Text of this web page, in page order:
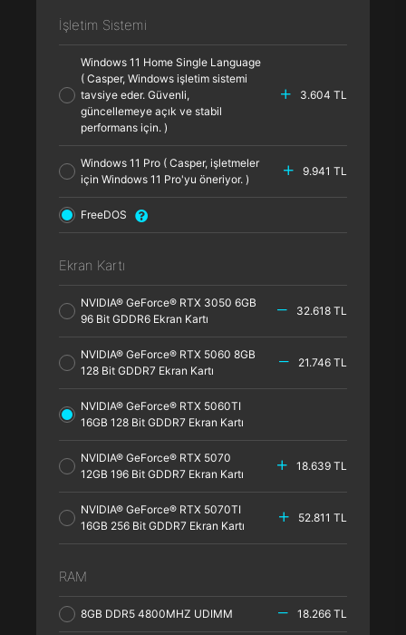
İşletim Sistemi
Windows 11 Home Single Language
( Casper, Windows işletim sistemi
tavsiye eder. Güvenli,
güncellemeye açık ve stabil
performans için. )
3.604 TL
Windows 11 Pro ( Casper, işletmeler
için Windows 11 Pro'yu öneriyor. )
9.941 TL
FreeDOS
Ekran Kartı
NVIDIA® GeForce® RTX 3050 6GB
96 Bit GDDR6 Ekran Kartı
32.618 TL
NVIDIA® GeForce® RTX 5060 8GB
128 Bit GDDR7 Ekran Kartı
21.746 TL
NVIDIA® GeForce® RTX 5060TI
16GB 128 Bit GDDR7 Ekran Kartı
NVIDIA® GeForce® RTX 5070
12GB 196 Bit GDDR7 Ekran Kartı
18.639 TL
NVIDIA® GeForce® RTX 5070TI
16GB 256 Bit GDDR7 Ekran Kartı
52.811 TL
RAM
8GB DDR5 4800MHZ UDIMM 18.266 TL